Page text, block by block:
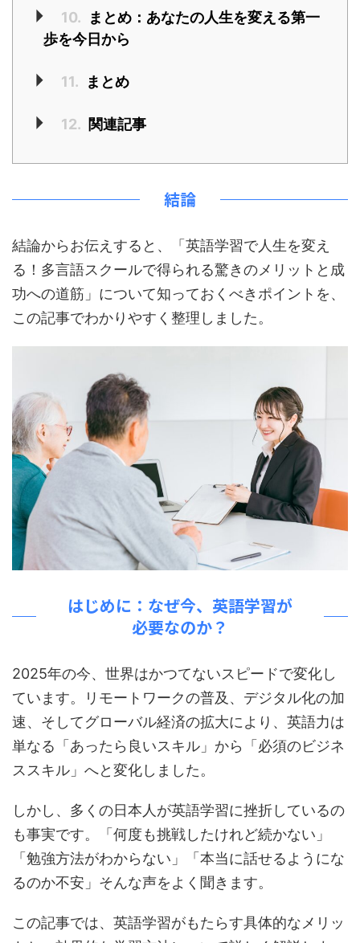
10.
まとめ：あなたの人生を変える第一
歩を今日から
11. まとめ
12. 関連記事
結論
結論からお伝えすると、「英語学習で人生を変え
る！多言語スクールで得られる驚きのメリットと成
功への道筋」について知っておくべきポイントを、
この記事でわかりやすく整理しました。
はじめに：なぜ今、英語学習が
必要なのか？
2025年の今、世界はかつてないスピードで変化し
ています。リモートワークの普及、デジタル化の加
速、そしてグローバル経済の拡大により、英語力は
単なる「あったら良いスキル」から「必須のビジネ
ススキル」へと変化しました。
しかし、多くの日本人が英語学習に挫折しているの
も事実です。「何度も挑戦したけれど続かない」
「勉強方法がわからない」「本当に話せるようにな
るのか不安」そんな声をよく聞きます。
この記事では、英語学習がもたらす具体的なメリッ